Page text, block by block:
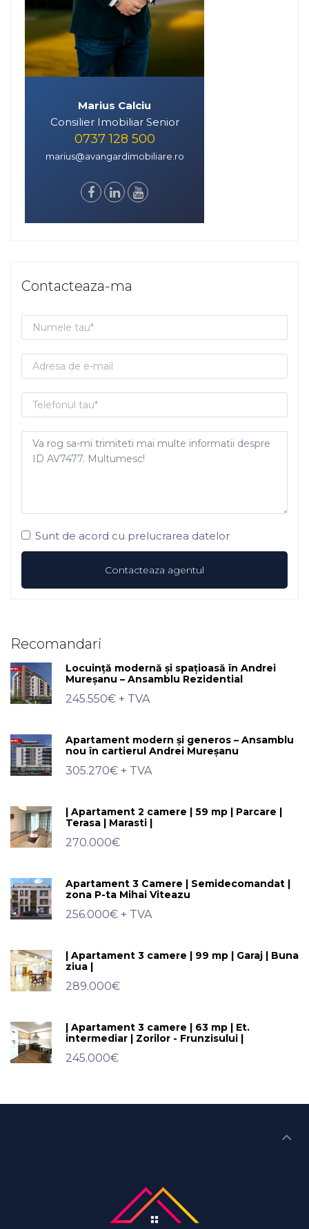
Marius Calciu
Consilier Imobiliar Senior
0737 128 500
marius@avangardimobiliare.ro
Contacteaza-ma
Sunt de acord cu prelucrarea datelor
Recomandari
Locuință modernă și spațioasă în Andrei
Mureșanu – Ansamblu Rezidential
245.550€ + TVA
Apartament modern și generos – Ansamblu
nou în cartierul Andrei Mureșanu
305.270€ + TVA
| Apartament 2 camere | 59 mp | Parcare |
Terasa | Marasti |
270.000€
Apartament 3 Camere | Semidecomandat |
zona P-ta Mihai Viteazu
256.000€ + TVA
| Apartament 3 camere | 99 mp | Garaj | Buna
ziua |
289.000€
| Apartament 3 camere | 63 mp | Et.
intermediar | Zorilor - Frunzisului |
245.000€